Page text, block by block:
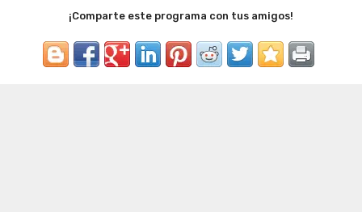
¡Comparte este programa con tus amigos!